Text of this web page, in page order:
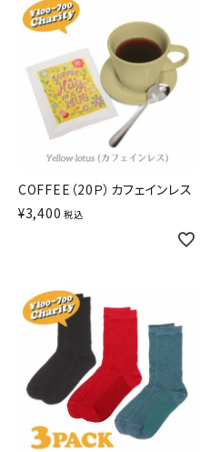
COFFEE（20Ｐ）カフェインレス
¥3,400 税込